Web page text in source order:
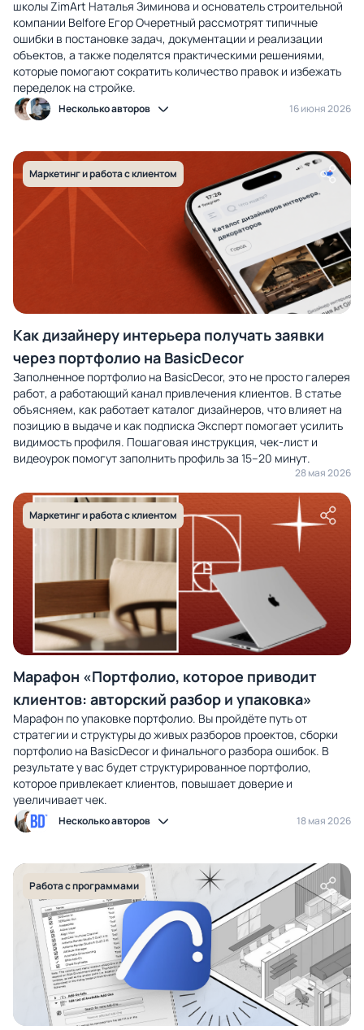
школы ZimArt Наталья Зиминова и основатель строительной
компании Belfore Егор Очеретный рассмотрят типичные
ошибки в постановке задач, документации и реализации
объектов, а также поделятся практическими решениями,
которые помогают сократить количество правок и избежать
переделок на стройке.
Несколько авторов 16 июня 2026
Маркетинг и работа с клиентом
Как дизайнеру интерьера получать заявки
через портфолио на BasicDecor
Заполненное портфолио на BasicDecor, это не просто галерея
работ, а работающий канал привлечения клиентов. В статье
объясняем, как работает каталог дизайнеров, что влияет на
позицию в выдаче и как подписка Эксперт помогает усилить
видимость профиля. Пошаговая инструкция, чек-лист и
видеоурок помогут заполнить профиль за 15–20 минут.
28 мая 2026
Маркетинг и работа с клиентом
Марафон «Портфолио, которое приводит
клиентов: авторский разбор и упаковка»
Марафон по упаковке портфолио. Вы пройдёте путь от
стратегии и структуры до живых разборов проектов, сборки
портфолио на BasicDecor и финального разбора ошибок. В
результате у вас будет структурированное портфолио,
которое привлекает клиентов, повышает доверие и
увеличивает чек.
Несколько авторов 18 мая 2026
Работа с программами